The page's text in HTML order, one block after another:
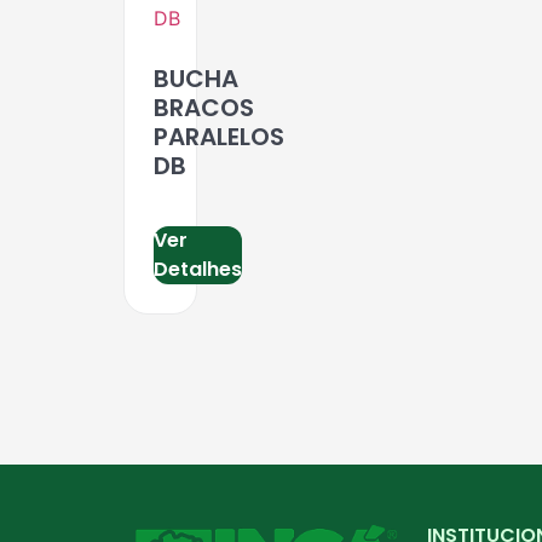
BUCHA
BRACOS
PARALELOS
DB
Ver
Detalhes